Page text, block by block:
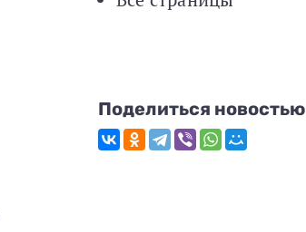
Поделиться новостью